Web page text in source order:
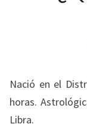
Nació en el
horas.
Libra.